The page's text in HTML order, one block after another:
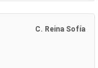
C. Reina Sofía